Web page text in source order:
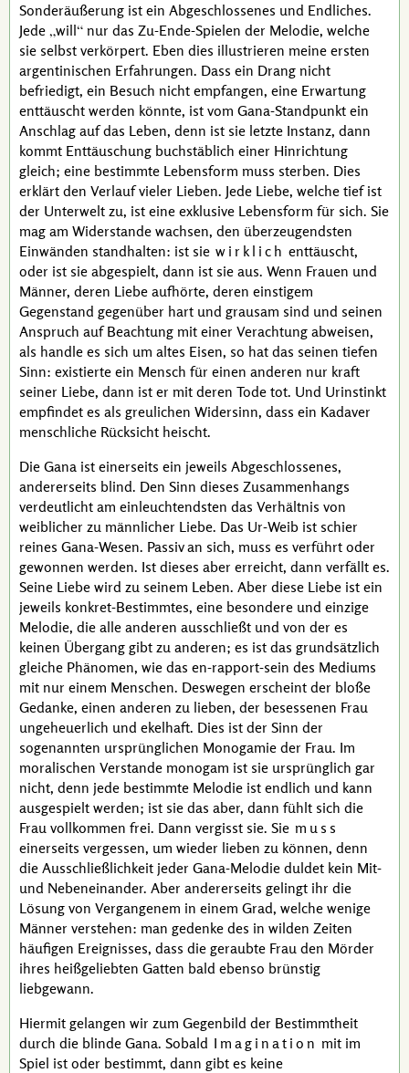
Sonderäußerung ist ein Abgeschlossenes und Endliches.
Jede will
nur das Zu-Ende-Spielen der Melodie, welche
sie selbst verkörpert. Eben dies illustrieren meine ersten
argentinischen Erfahrungen. Dass ein Drang nicht
befriedigt, ein Besuch nicht empfangen, eine Erwartung
enttäuscht werden könnte, ist vom Gana-Standpunkt ein
Anschlag auf das Leben, denn ist sie letzte Instanz, dann
kommt Enttäuschung buchstäblich einer Hinrichtung
gleich; eine bestimmte Lebensform muss sterben. Dies
erklärt den Verlauf vieler Lieben. Jede Liebe, welche tief ist
der Unterwelt zu, ist eine exklusive Lebensform für sich. Sie
mag am Widerstande wachsen, den überzeugendsten
Einwänden standhalten: ist sie wirklich enttäuscht,
oder ist sie abgespielt, dann ist sie aus. Wenn Frauen und
Männer, deren Liebe aufhörte, deren einstigem
Gegenstand gegenüber hart und grausam sind und seinen
Anspruch auf Beachtung mit einer Verachtung abweisen,
als handle es sich um altes Eisen, so hat das seinen tiefen
Sinn: existierte ein Mensch für einen anderen nur kraft
seiner Liebe, dann ist er mit deren Tode tot. Und Urinstinkt
empfindet es als greulichen Widersinn, dass ein Kadaver
menschliche Rücksicht heischt.
Die Gana ist einerseits ein jeweils Abgeschlossenes,
andererseits blind. Den Sinn dieses Zusammenhangs
verdeutlicht am einleuchtendsten das Verhältnis von
weiblicher zu männlicher Liebe. Das Ur-Weib ist schier
reines Gana-Wesen. Passiv an sich, muss es verführt oder
gewonnen werden. Ist dieses aber erreicht, dann verfällt es.
Seine Liebe wird zu seinem Leben. Aber diese Liebe ist ein
jeweils konkret-Bestimmtes, eine besondere und einzige
Melodie, die alle anderen ausschließt und von der es
keinen Übergang gibt zu anderen; es ist das grundsätzlich
gleiche Phänomen, wie das en-rapport-sein des Mediums
mit nur einem Menschen. Deswegen erscheint der bloße
Gedanke, einen anderen zu lieben, der besessenen Frau
ungeheuerlich und ekelhaft. Dies ist der Sinn der
sogenannten ursprünglichen Monogamie der Frau. Im
moralischen Verstande monogam ist sie ursprünglich gar
nicht, denn jede bestimmte Melodie ist endlich und kann
ausgespielt werden; ist sie das aber, dann fühlt sich die
Frau vollkommen frei. Dann vergisst sie. Sie muss
einerseits vergessen, um wieder lieben zu können, denn
die Ausschließlichkeit jeder Gana-Melodie duldet kein Mit-
und Nebeneinander. Aber andererseits gelingt ihr die
Lösung von Vergangenem in einem Grad, welche wenige
Männer verstehen: man gedenke des in wilden Zeiten
häufigen Ereignisses, dass die geraubte Frau den Mörder
ihres heißgeliebten Gatten bald ebenso brünstig
liebgewann.
Hiermit gelangen wir zum Gegenbild der Bestimmtheit
durch die blinde Gana. Sobald Imagination mit im
Spiel ist oder bestimmt, dann gibt es keine